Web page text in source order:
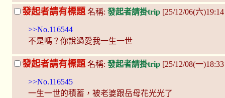
發起者請有標題 名稱: 發起者請掛trip [25/12/06(六
>>No.116544
不是嗎？你說過愛我一生一世
發起者請有標題 名稱: 發起者請掛trip [25/12/08(一
>>No.116545
一生一世的積蓄，被老婆跟岳母花光光了